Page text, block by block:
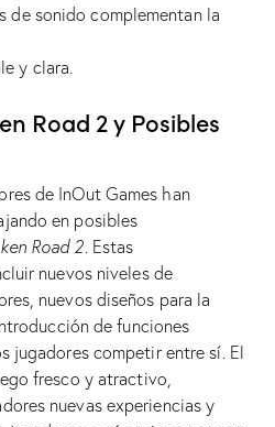
de sonido complementan la
y clara.
Road 2 y Posibles
de InOut Games han
en posibles
Road 2. Estas
nuevos niveles de
nuevos diseños para la
de funciones
jugadores competir entre sí. El
fresco y atractivo,
nuevas experiencias y